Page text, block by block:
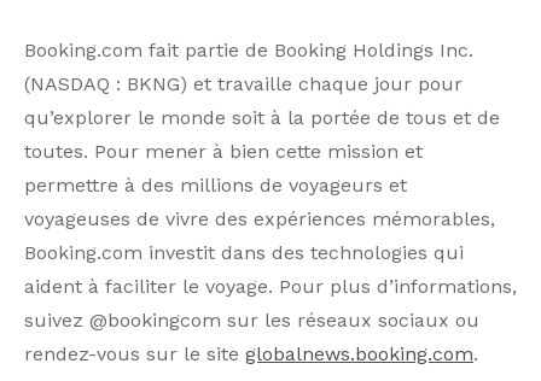
Booking.com fait partie de Booking Holdings Inc.
(NASDAQ : BKNG) et travaille chaque jour pour
qu’explorer le monde soit à la portée de tous et de
toutes. Pour mener à bien cette mission et
permettre à des millions de voyageurs et
voyageuses de vivre des expériences mémorables,
Booking.com investit dans des technologies qui
aident à faciliter le voyage. Pour plus d’informations,
suivez @bookingcom sur les réseaux sociaux ou
rendez-vous sur le site globalnews.booking.com.